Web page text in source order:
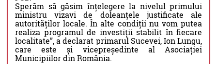
Sperăm să găsim înțelegere la nivelul primului
ministru vizavi de doleanțele justificate ale
autorităților locale. În alte condiții nu vom putea
realiza programul de investiții stabilit în fiecare
localitate”, a declarat primarul Sucevei, Ion Lungu,
care este și vicepreședinte al Asociației
Municipiilor din România.